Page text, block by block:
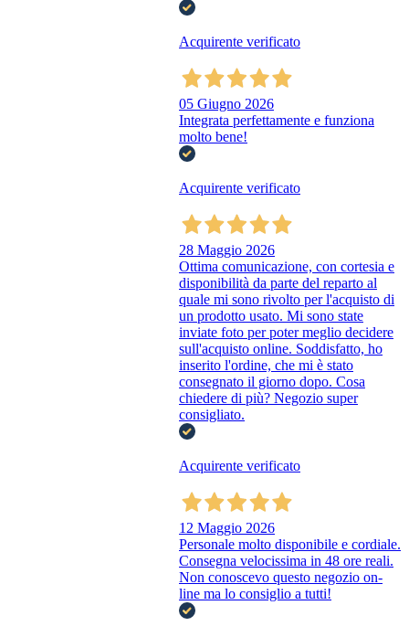
Acquirente verificato
05 Giugno 2026
Integrata perfettamente e funziona
molto bene!
Acquirente verificato
28 Maggio 2026
Ottima comunicazione, con cortesia e
disponibilità da parte del reparto al
quale mi sono rivolto per l'acquisto di
un prodotto usato. Mi sono state
inviate foto per poter meglio decidere
sull'acquisto online. Soddisfatto, ho
inserito l'ordine, che mi è stato
consegnato il giorno dopo. Cosa
chiedere di più? Negozio super
consigliato.
Acquirente verificato
12 Maggio 2026
Personale molto disponibile e cordiale.
Consegna velocissima in 48 ore reali.
Non conoscevo questo negozio on-
line ma lo consiglio a tutti!